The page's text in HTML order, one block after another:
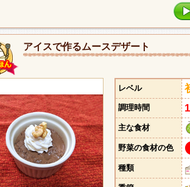
アイスで作るムースデザート
レベル
調理時間
主な食材
野菜の食材の色
種類